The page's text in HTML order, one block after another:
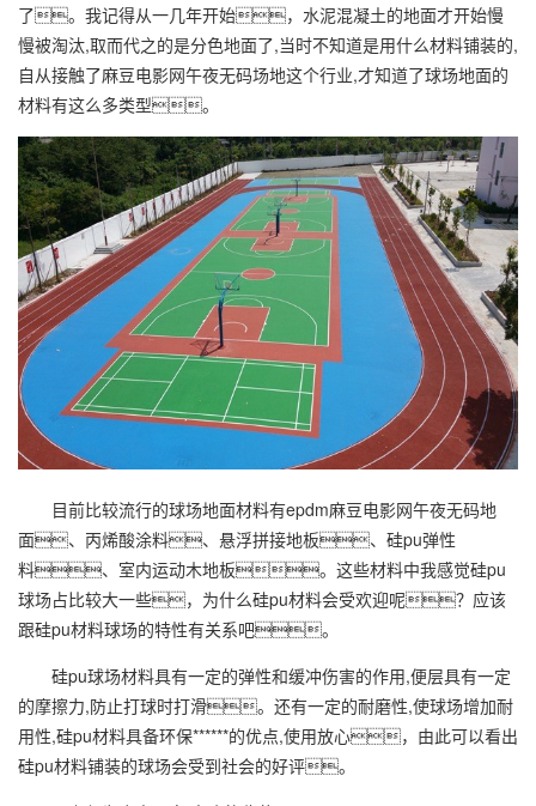
了。我记得从一几年开始，水泥混凝土的地面才开始慢
慢被淘汰,取而代之的是分色地面了,当时不知道是用什么材料铺装的,
自从接触了麻豆电影网午夜无码场地这个行业,才知道了球场地面的
材料有这么多类型。
目前比较流行的球场地面材料有epdm麻豆电影网午夜无码地
面、丙烯酸涂料、悬浮拼接地板、硅pu弹性
料、室内运动木地板。这些材料中我感觉硅pu
球场占比较大一些，为什么硅pu材料会受欢迎呢？应该
跟硅pu材料球场的特性有关系吧。
硅pu球场材料具有一定的弹性和缓冲伤害的作用,便层具有一定
的摩擦力,防止打球时打滑。还有一定的耐磨性,使球场增加耐
用性,硅pu材料具备环保******的优点,使用放心，由此可以看出
硅pu材料铺装的球场会受到社会的好评。